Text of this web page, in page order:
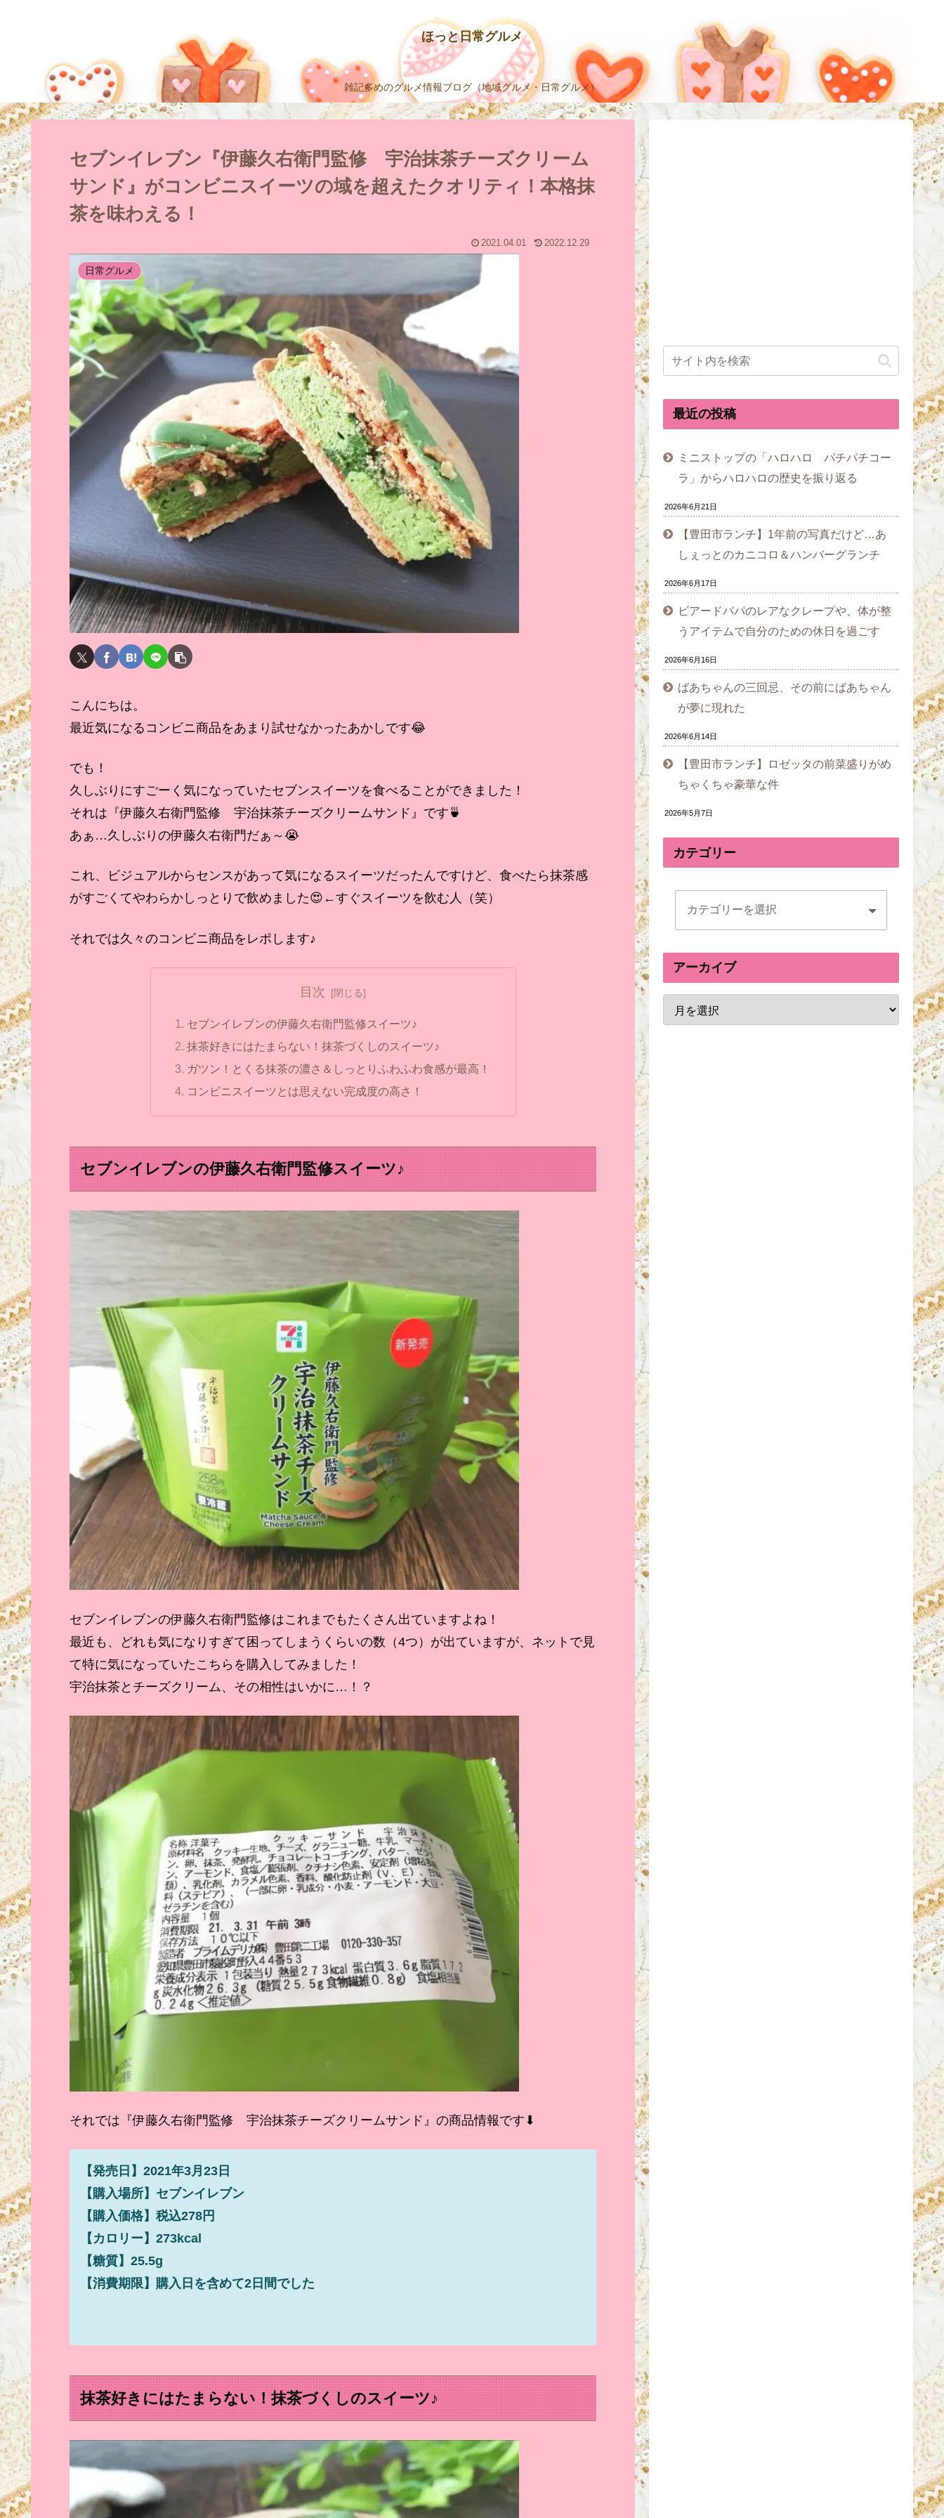
ほっと日常グルメ
雑記多めのグルメ情報ブログ（地域グルメ・日常グルメ）
セブンイレブン『伊藤久右衛門監修 宇治抹茶チーズクリーム
サンド』がコンビニスイーツの域を超えたクオリティ！本格抹
茶を味わえる！
2021.04.01 2022.12.29
日常グルメ
こんにちは。
最近気になるコンビニ商品をあまり試せなかったあかしです😂
でも！
久しぶりにすごーく気になっていたセブンスイーツを食べることができました！
それは『伊藤久右衛門監修 宇治抹茶チーズクリームサンド』です🍵
あぁ…久しぶりの伊藤久右衛門だぁ～😭
これ、ビジュアルからセンスがあって気になるスイーツだったんですけど、食べたら抹茶感
がすごくてやわらかしっとりで飲めました😍←すぐスイーツを飲む人（笑）
それでは久々のコンビニ商品をレポします♪
目次
セブンイレブンの伊藤久右衛門監修スイーツ♪
抹茶好きにはたまらない！抹茶づくしのスイーツ♪
ガツン！とくる抹茶の濃さ＆しっとりふわふわ食感が最高！
コンビニスイーツとは思えない完成度の高さ！
セブンイレブンの伊藤久右衛門監修スイーツ♪
セブンイレブンの伊藤久右衛門監修はこれまでもたくさん出ていますよね！
最近も、どれも気になりすぎて困ってしまうくらいの数（4つ）が出ていますが、ネットで見
て特に気になっていたこちらを購入してみました！
宇治抹茶とチーズクリーム、その相性はいかに…！？
それでは『伊藤久右衛門監修 宇治抹茶チーズクリームサンド』の商品情報です⬇
【発売日】2021年3月23日
【購入場所】セブンイレブン
【購入価格】税込278円
【カロリー】273kcal
【糖質】25.5g
【消費期限】購入日を含めて2日間でした
抹茶好きにはたまらない！抹茶づくしのスイーツ♪
最近の投稿
ミニストップの「ハロハロ パチパチコー
ラ」からハロハロの歴史を振り返る
2026年6月21日
【豊田市ランチ】1年前の写真だけど…あ
しぇっとのカニコロ＆ハンバーグランチ
2026年6月17日
ビアードパパのレアなクレープや、体が整
うアイテムで自分のための休日を過ごす
2026年6月16日
ばあちゃんの三回忌、その前にばあちゃん
が夢に現れた
2026年6月14日
【豊田市ランチ】ロゼッタの前菜盛りがめ
ちゃくちゃ豪華な件
2026年5月7日
カテゴリー
アーカイブ